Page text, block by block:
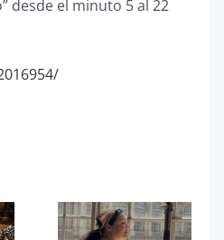
desde el minuto 5 al 22